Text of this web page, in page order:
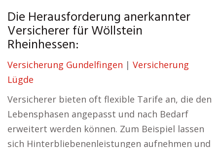
Die Herausforderung anerkannter
Versicherer für Wöllstein
Rheinhessen:
Versicherung Gundelfingen | Versicherung
Lügde
Versicherer bieten oft flexible Tarife an, die den
Lebensphasen angepasst und nach Bedarf
erweitert werden können. Zum Beispiel lassen
sich Hinterbliebenenleistungen aufnehmen und